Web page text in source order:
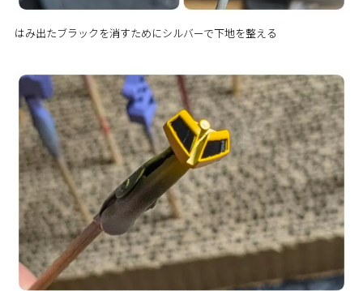
はみ出たブラックを消すためにシルバーで下地を整える